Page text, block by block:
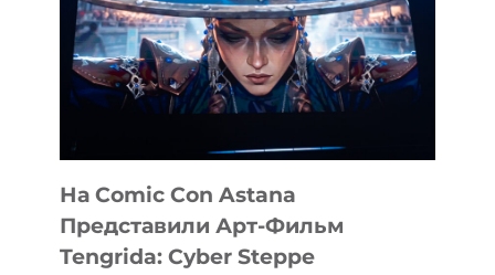
На Comic Con Astana
Представили Арт-Фильм
Tengrida: Cyber Steppe